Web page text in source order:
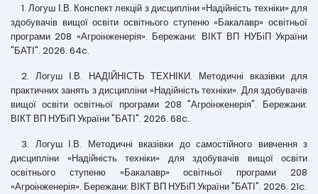
1. Логуш І.В. Конспект лекцій з дисципліни «Надійність техніки» для
здобувачів вищої освіти освітнього ступеню «Бакалавр» освітньої
програми 208 «Агроінженерія». Бережани: ВІКТ ВП НУБіП України
"БАТІ". 2026. 64c.
2. Логуш І.В. НАДІЙНІСТЬ ТЕХНІКИ. Методичні вказівки для
практичних занять з дисципліни «Надійність техніки». Для здобувачів
вищої освіти освітньої програми 208 "Агроінженерія". Бережани:
ВІКТ ВП НУБіП України "БАТІ". 2026. 68c.
3. Логуш І.В. Методичні вказівки до самостійного вивчення з
дисципліни «Надійність техніки» для здобувачів вищої освіти
освітнього ступеню «Бакалавр» освітньої програми 208
«Агроінженерія». Бережани: ВІКТ ВП НУБіП України "БАТІ". 2026. 21c.